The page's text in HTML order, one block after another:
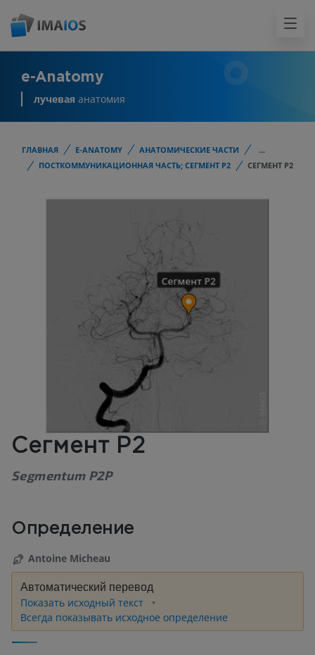
e-Anatomy
лучевая анатомия
ГЛАВНАЯ E-ANATOMY АНАТОМИЧЕСКИЕ ЧАСТИ
...
ПОСТКОММУНИКАЦИОННАЯ ЧАСТЬ; СЕГМЕНТ Р2
СЕГМЕНТ Р2
Сегмент Р2
Segmentum P2P
Определение
Antoine Micheau
Автоматический перевод
Показать исходный текст
Всегда показывать исходное определение